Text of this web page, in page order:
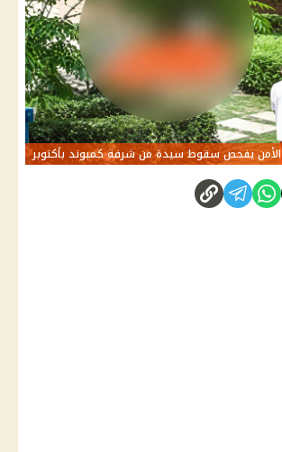
الأمن يفحص سقوط سيدة من شرفة كمبوند بأكتوبر